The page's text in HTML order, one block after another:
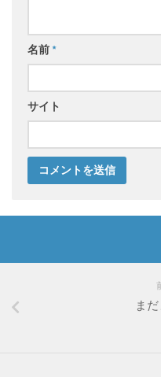
名前*
サイト
ま